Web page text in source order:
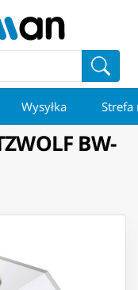
Wysyłka Strefa
BW-